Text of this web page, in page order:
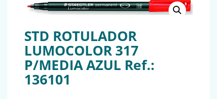
STD ROTULADOR
LUMOCOLOR 317
P/MEDIA AZUL Ref.:
136101